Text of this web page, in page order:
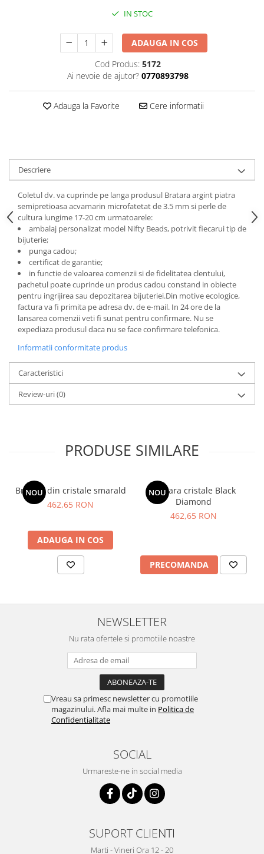
IN STOC
ADAUGA IN COS
Cod Produs: 5172
Ai nevoie de ajutor? 0770893798
Adauga la Favorite Cere informatii
Descriere
Coletul dv. va cuprinde pe langa produsul Bratara argint piatra
semipretioasa acvamarin microfatetat de 3.5 mm si perle de
cultura lungime 17-20 cm urmatoarele:
ambalaj personalizat model Nifty Beads, potrivit fiecarui tip de
bijuterie;
punga cadou;
certificat de garantie;
in functie de valoarea comenzii si de fidelitatea clentului,
pachetul poate cuprinde un produs cadou constand in obiecte
pentru ingrijirea sau depozitarea bijuteriei.Din motive ecologice,
factura va fi primita pe adresa dv. de e-mail. In 24 ore de la
lansarea comenzii veti fi sunat pentru confirmare. Nu se
expediaza produsul daca nu se face confirmare telefonica.
Informatii conformitate produs
Caracteristici
Review-uri(0)
PRODUSE SIMILARE
NOU
Bratara din cristale smarald
462,65 RON
ADAUGA IN COS
NOU
Bratara cristale Black
Diamond
462,65 RON
PRECOMANDA
NEWSLETTER
Nu rata ofertele si promotiile noastre
Vreau sa primesc newsletter cu promotiile
magazinului. Afla mai multe in Politica de
Confidentialitate
SOCIAL
Urmareste-ne in social media
SUPORT CLIENTI
Marti - Vineri Ora 12 - 20